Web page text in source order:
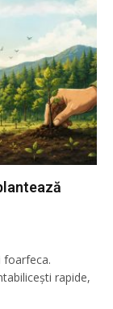
foarfeca.
rapide,